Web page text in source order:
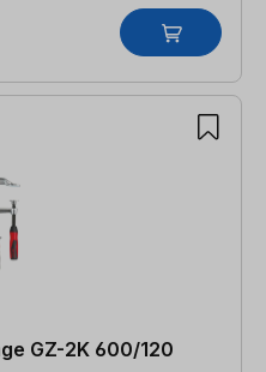
GZ-2K 600/120